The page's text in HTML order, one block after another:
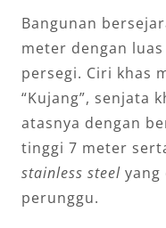
Bangunan
meter dengan
persegi. Ciri khas
“Kujang”, senjata
atasnya dengan
tinggi 7 meter
stainless steel yang
perunggu.